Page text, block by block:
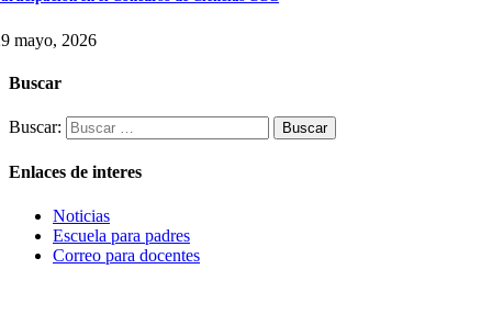
mayo, 2026
Buscar
Buscar:
Enlaces de interes
Noticias
Escuela para padres
Correo para docentes